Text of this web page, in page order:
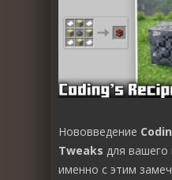
Нововведение
Tweaks для вашего
именно с этим